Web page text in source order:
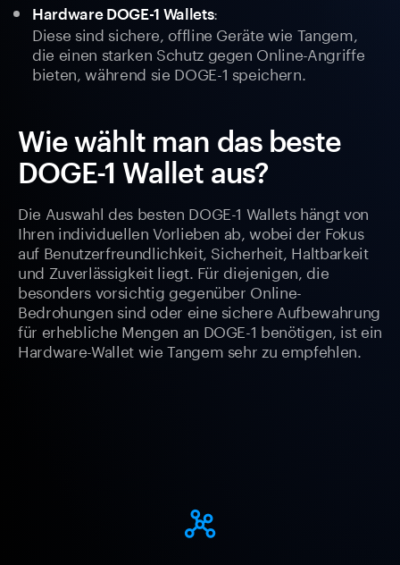
Hardware DOGE-1 Wallets:
Diese sind sichere, offline Geräte wie Tangem,
die einen starken Schutz gegen Online-Angriffe
bieten, während sie DOGE-1 speichern.
Wie wählt man das beste
DOGE-1 Wallet aus?
Die Auswahl des besten DOGE-1 Wallets hängt von
Ihren individuellen Vorlieben ab, wobei der Fokus
auf Benutzerfreundlichkeit, Sicherheit, Haltbarkeit
und Zuverlässigkeit liegt. Für diejenigen, die
besonders vorsichtig gegenüber Online-
Bedrohungen sind oder eine sichere Aufbewahrung
für erhebliche Mengen an DOGE-1 benötigen, ist ein
Hardware-Wallet wie Tangem sehr zu empfehlen.